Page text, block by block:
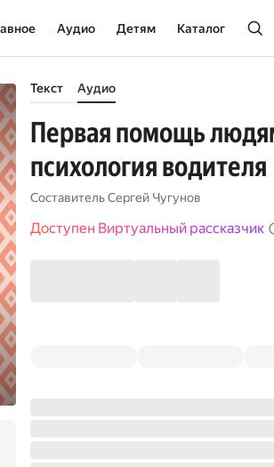
Аудио Детям Каталог
Текст Аудио
Первая помощь
психология водителя
Составитель Сергей Чугунов
Доступен Виртуальный рассказчик